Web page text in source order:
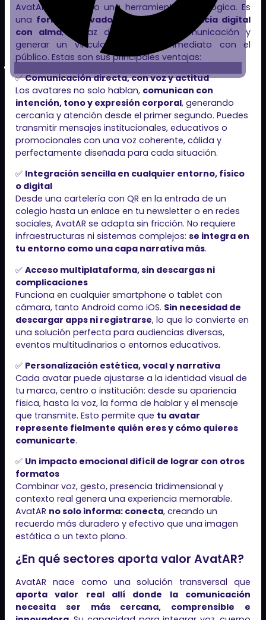
AvatAR no es solo una herramienta tecnológica. Es
una forma innovadora de crear presencia digital
con alma, capaz de mejorar la comunicación y
generar un vínculo emocional inmediato con el
público. Estas son sus principales ventajas:
✅Comunicación directa, con voz y actitud
Los avatares no solo hablan, comunican con
intención, tono y expresión corporal, generando
cercanía y atención desde el primer segundo. Puedes
transmitir mensajes institucionales, educativos o
promocionales con una voz coherente, cálida y
perfectamente diseñada para cada situación.
✅ Integración sencilla en cualquier entorno, físico
o digital
Desde una cartelería con QR en la entrada de un
colegio hasta un enlace en tu newsletter o en redes
sociales, AvatAR se adapta sin fricción. No requiere
infraestructuras ni sistemas complejos: se integra en
tu entorno como una capa narrativa más.
✅ Acceso multiplataforma, sin descargas ni
complicaciones
Funciona en cualquier smartphone o tablet con
cámara, tanto Android como iOS. Sin necesidad de
descargar apps ni registrarse, lo que lo convierte en
una solución perfecta para audiencias diversas,
eventos multitudinarios o entornos educativos.
✅ Personalización estética, vocal y narrativa
Cada avatar puede ajustarse a la identidad visual de
tu marca, centro o institución: desde su apariencia
física, hasta la voz, la forma de hablar y el mensaje
que transmite. Esto permite que tu avatar
represente fielmente quién eres y cómo quieres
comunicarte.
✅ Un impacto emocional difícil de lograr con otros
formatos
Combinar voz, gesto, presencia tridimensional y
contexto real genera una experiencia memorable.
AvatAR no solo informa: conecta, creando un
recuerdo más duradero y efectivo que una imagen
estática o un texto plano.
¿En qué sectores aporta valor AvatAR?
AvatAR nace como una solución transversal que
aporta valor real allí donde la comunicación
necesita ser más cercana, comprensible e